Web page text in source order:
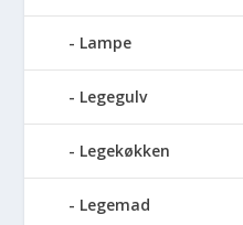
Lampe
Legegulv
Legekøkken
Legemad